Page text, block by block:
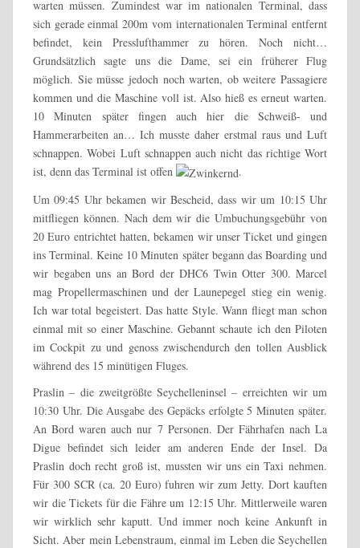
warten müssen. Zumindest war im nationalen Terminal, dass
sich gerade einmal 200m vom internationalen Terminal entfernt
befindet, kein Presslufthammer zu hören. Noch nicht…
Grundsätzlich sagte uns die Dame, sei ein früherer Flug
möglich. Sie müsse jedoch noch warten, ob weitere Passagiere
kommen und die Maschine voll ist. Also hieß es erneut warten.
10 Minuten später fingen auch hier die Schweiß- und
Hammerarbeiten an… Ich musste daher erstmal raus und Luft
schnappen. Wobei Luft schnappen auch nicht das richtige Wort
ist, denn das Terminal ist offen
.
Um 09:45 Uhr bekamen wir Bescheid, dass wir um 10:15 Uhr
mitfliegen können. Nach dem wir die Umbuchungsgebühr von
20 Euro entrichtet hatten, bekamen wir unser Ticket und gingen
ins Terminal. Keine 10 Minuten später begann das Boarding und
wir begaben uns an Bord der DHC6 Twin Otter 300. Marcel
mag Propellermaschinen und der Launepegel stieg ein wenig.
Ich war total begeistert. Das hatte Style. Wann fliegt man schon
einmal mit so einer Maschine. Gebannt schaute ich den Piloten
im Cockpit zu und genoss zwischendurch den tollen Ausblick
während des 15 minütigen Fluges.
Praslin – die zweitgrößte Seychelleninsel – erreichten wir um
10:30 Uhr. Die Ausgabe des Gepäcks erfolgte 5 Minuten später.
An Bord waren auch nur 7 Personen. Der Fährhafen nach La
Digue befindet sich leider am anderen Ende der Insel. Da
Praslin doch recht groß ist, mussten wir uns ein Taxi nehmen.
Für 300 SCR (ca. 20 Euro) fuhren wir zum Jetty. Dort kauften
wir die Tickets für die Fähre um 12:15 Uhr. Mittlerweile waren
wir wirklich sehr kaputt. Und immer noch keine Ankunft in
Sicht. Aber mein Lebenstraum, einmal im Leben die Seychellen